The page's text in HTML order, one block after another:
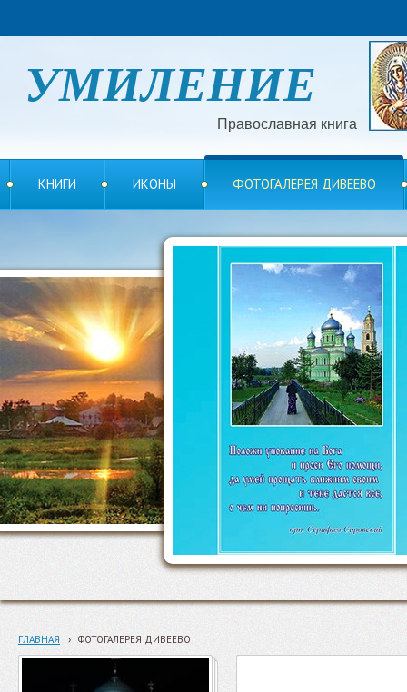
УМИЛЕНИЕ
Православная книга
КНИГИ ИКОНЫ ФОТОГАЛЕРЕЯ ДИВЕЕВО
ГЛАВНАЯ › ФОТОГАЛЕРЕЯ ДИВЕЕВО